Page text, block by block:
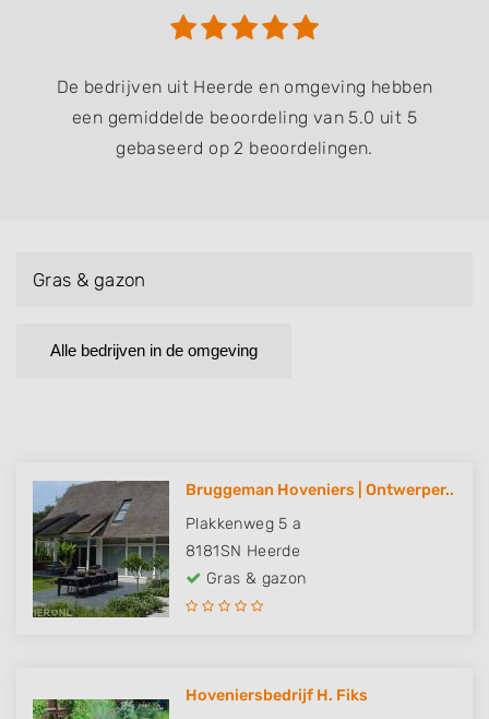
De bedrijven uit Heerde en omgeving hebben
een gemiddelde beoordeling van 5.0 uit 5
gebaseerd op 2 beoordelingen.
Gras & gazon
Alle bedrijven in de omgeving
Bruggeman Hoveniers | Ontwerper..
Plakkenweg 5 a
8181SN Heerde
Gras & gazon
Hoveniersbedrijf H. Fiks